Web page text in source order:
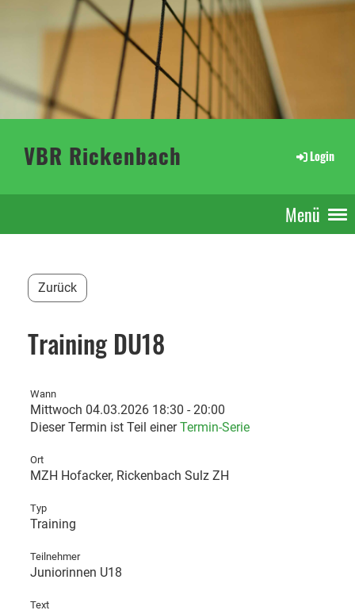
VBR Rickenbach Login
Menü
Zurück
Training DU18
Wann
Mittwoch 04.03.2026 18:30 - 20:00
Dieser Termin ist Teil einerTermin-Serie
Ort
MZH Hofacker, Rickenbach Sulz ZH
Typ
Training
Teilnehmer
Juniorinnen U18
Text